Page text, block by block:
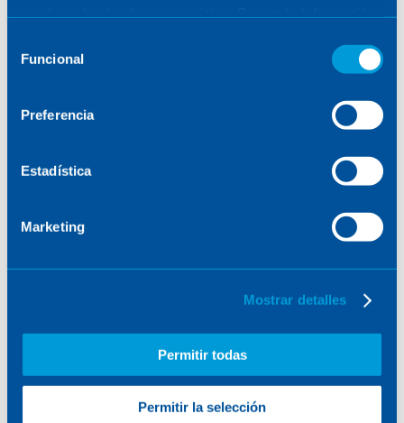
Funcional
Preferencia
Estadística
Marketing
Mostrar detalles
Permitir todas
Permitir la selección